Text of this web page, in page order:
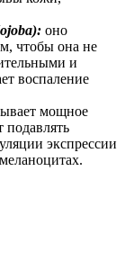
оно
чтобы она не
и
воспаление
мощное
подавлять
экспрессии